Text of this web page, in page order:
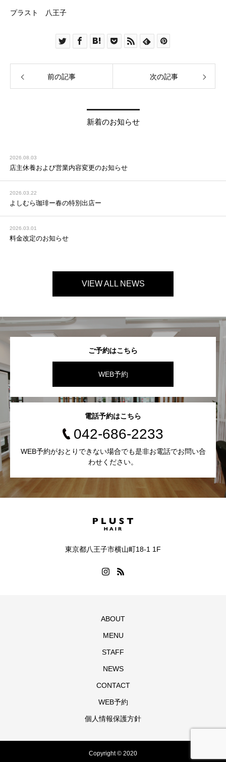
プラスト 八王子
前の記事 次の記事
新着のお知らせ
2026.08.03
店主休養および営業内容変更のお知らせ
2026.03.22
よしむら珈琲ー春の特別出店ー
2026.03.01
料金改定のお知らせ
VIEW ALL NEWS
ご予約はこちら
WEB予約
電話予約はこちら
042-686-2233
WEB予約がおとりできない場合でも是非お電話でお問い合
わせください。
東京都八王子市横山町18-1 1F
ABOUT
MENU
STAFF
NEWS
CONTACT
WEB予約
個人情報保護方針
Copyright © 2020